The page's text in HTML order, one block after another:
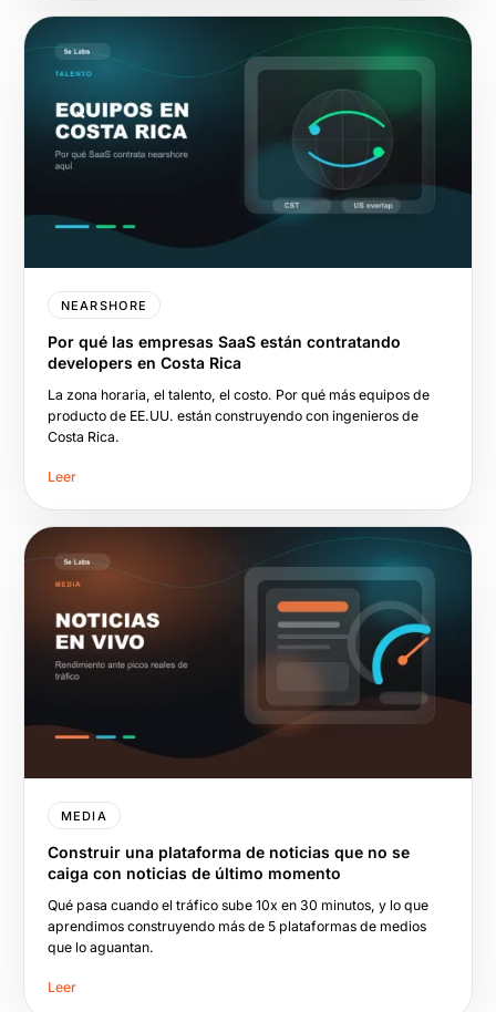
NEARSHORE
Por qué las empresas SaaS están contratando
developers en Costa Rica
La zona horaria, el talento, el costo. Por qué más equipos de
producto de EE.UU. están construyendo con ingenieros de
Costa Rica.
Leer
MEDIA
Construir una plataforma de noticias que no se
caiga con noticias de último momento
Qué pasa cuando el tráfico sube 10x en 30 minutos, y lo que
aprendimos construyendo más de 5 plataformas de medios
que lo aguantan.
Leer